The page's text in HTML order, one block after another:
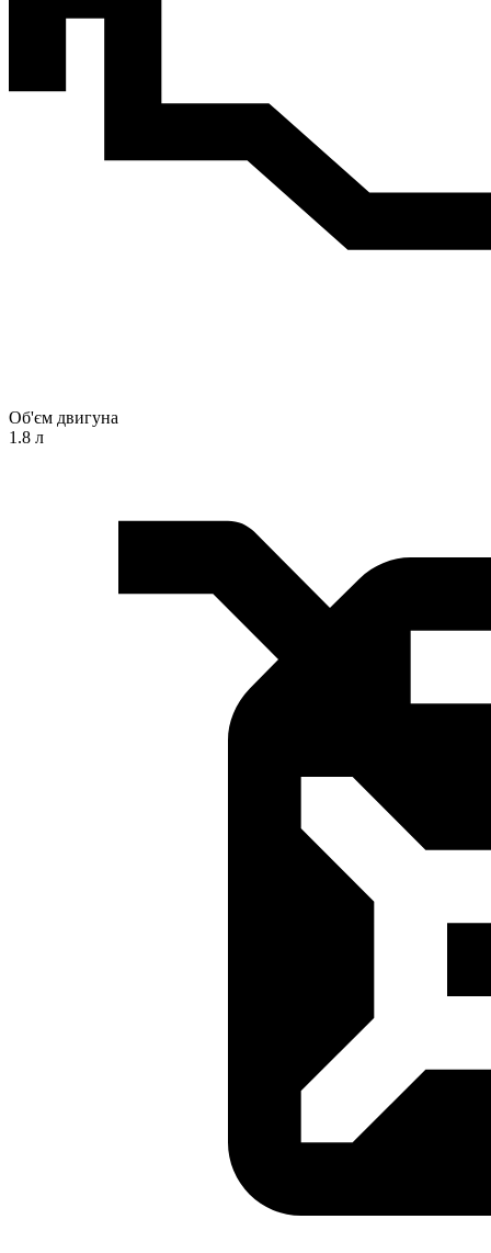
Об'єм двигуна
1.8 л